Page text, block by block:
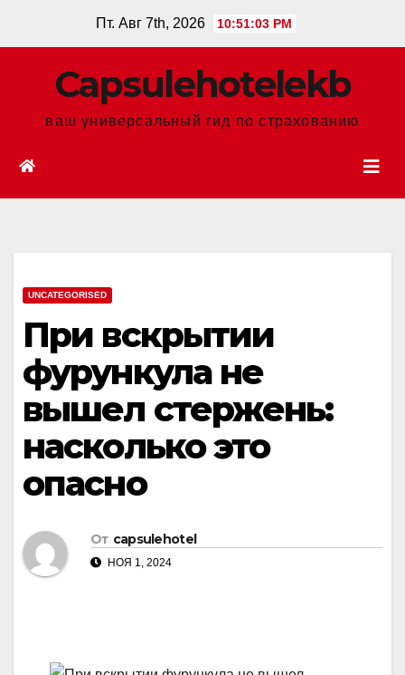
Пт. Авг 7th, 2026 10:51:04 PM
Сapsulehotelekb
ваш универсальный гид по страхованию
UNCATEGORISED
При вскрытии
фурункула не
вышел стержень:
насколько это
опасно
От capsulehotel
НОЯ 1, 2024